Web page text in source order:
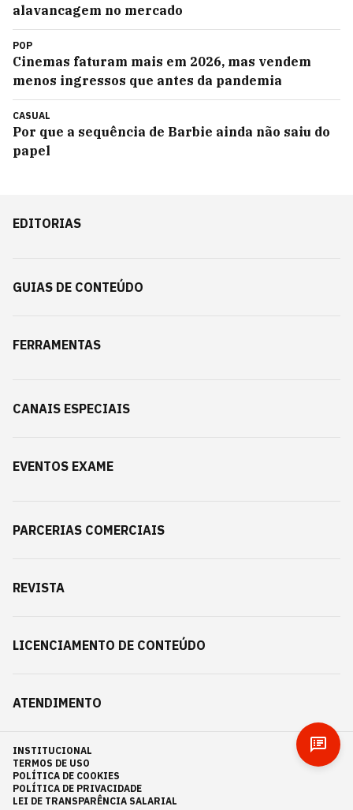
alavancagem no mercado
POP
Cinemas faturam mais em 2026, mas vendem
menos ingressos que antes da pandemia
CASUAL
Por que a sequência de Barbie ainda não saiu do
papel
EDITORIAS
GUIAS DE CONTEÚDO
FERRAMENTAS
CANAIS ESPECIAIS
EVENTOS EXAME
PARCERIAS COMERCIAIS
REVISTA
LICENCIAMENTO DE CONTEÚDO
ATENDIMENTO
INSTITUCIONAL
TERMOS DE USO
POLÍTICA DE COOKIES
POLÍTICA DE PRIVACIDADE
LEI DE TRANSPARÊNCIA SALARIAL